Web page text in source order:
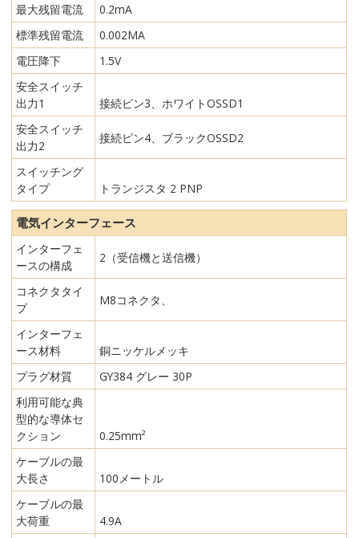
最大残留電流
0.2mA
標準残留電流
0.002MA
電圧降下
1.5V
安全スイッチ
出力1
接続ピン3、ホワイトOSSD1
安全スイッチ
出力2
接続ピン4、ブラックOSSD2
スイッチング
タイプ
トランジスタ 2 PNP
電気インターフェース
インターフェ
ースの構成
2（受信機と送信機）
コネクタタイ
プ
M8コネクタ、
インターフェ
ース材料
銅ニッケルメッキ
プラグ材質
GY384 グレー 30P
利用可能な典
型的な導体セ
クション
0.25mm²
ケーブルの最
大長さ
100メートル
ケーブルの最
大荷重
4.9A